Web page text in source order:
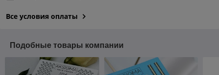
Все условия оплаты
Подобные товары компании